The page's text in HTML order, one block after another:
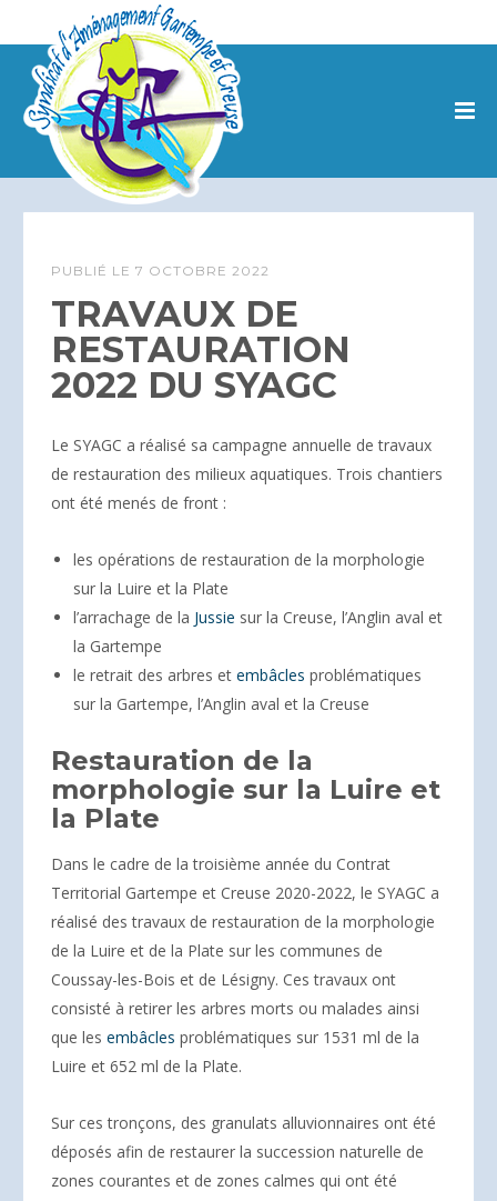
PUBLIÉ LE 7 OCTOBRE 2022
TRAVAUX DE
RESTAURATION
2022 DU SYAGC
Le SYAGC a réalisé sa campagne annuelle de travaux
de restauration des milieux aquatiques. Trois chantiers
ont été menés de front :
les opérations de restauration de la morphologie
sur la Luire et la Plate
l’arrachage de la Jussie sur la Creuse, l’Anglin aval et
la Gartempe
le retrait des arbres et embâcles problématiques
sur la Gartempe, l’Anglin aval et la Creuse
Restauration de la
morphologie sur la Luire et
la Plate
Dans le cadre de la troisième année du Contrat
Territorial Gartempe et Creuse 2020-2022, le SYAGC a
réalisé des travaux de restauration de la morphologie
de la Luire et de la Plate sur les communes de
Coussay-les-Bois et de Lésigny. Ces travaux ont
consisté à retirer les arbres morts ou malades ainsi
que les embâcles problématiques sur 1531 ml de la
Luire et 652 ml de la Plate.
Sur ces tronçons, des granulats alluvionnaires ont été
déposés afin de restaurer la succession naturelle de
zones courantes et de zones calmes qui ont été